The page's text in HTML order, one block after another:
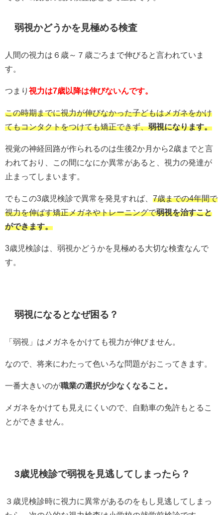
弱視かどうかを見極める検査
人間の視力は６歳～７歳ごろまで伸びると言われていま
す。
つまり 視力は7歳以降は伸びないんです。
この時期までに視力が伸びなかった子どもはメガネをかけ
てもコンタクトをつけても矯正できず、弱視になります。
視覚の神経回路が作られるのは生後2か月から2歳までと言
われており、この間になにか異常があると、視力の発達が
止まってしまいます。
でもこの3歳児検診で異常を発見すれば、 7歳までの4年間で
視力を伸ばす矯正メガネやトレーニングで弱視を治すこと
ができます。
3歳児検診は、弱視かどうかを見極める大切な検査なんで
す。
弱視になるとなぜ困る？
「弱視」はメガネをかけても視力が伸びません。
なので、将来にわたって色いろな問題がおこってきます。
一番大きいのが職業の選択が少なくなること。
メガネをかけても見えにくいので、自動車の免許もとるこ
とができません。
3歳児検診で弱視を見逃してしまったら？
３歳児検診時に視力に異常があるのをもし見逃してしまっ